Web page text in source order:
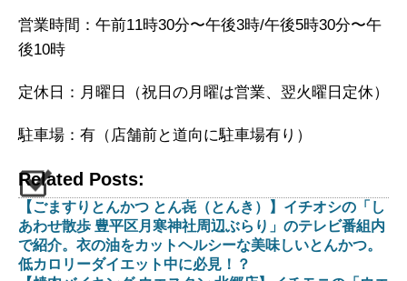
営業時間：午前11時30分〜午後3時/午後5時30分〜午
後10時
定休日：月曜日（祝日の月曜は営業、翌火曜日定休）
駐車場：有（店舗前と道向に駐車場有り）
Related Posts:
【ごますりとんかつ とん㐂（とんき）】イチオシの「し
あわせ散歩 豊平区月寒神社周辺ぶらり」のテレビ番組内
で紹介。衣の油をカットヘルシーな美味しいとんかつ。
低カロリーダイエット中に必見！？